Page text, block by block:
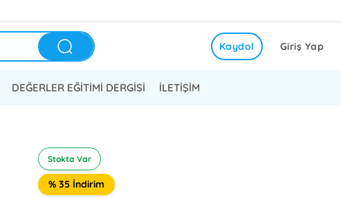
Giriş Yap
Kaydol
DEĞERLER EĞİTİMİ DERGİSİ İLETİŞİM
Stokta Var
% 35 İndirim